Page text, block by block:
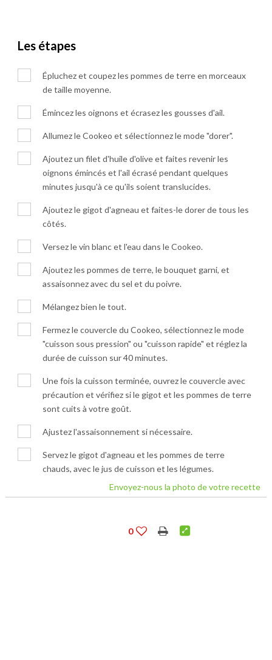
Les étapes
Épluchez et coupez les pommes de terre en morceaux
de taille moyenne.
Émincez les oignons et écrasez les gousses d'ail.
Allumez le Cookeo et sélectionnez le mode "dorer".
Ajoutez un filet d'huile d'olive et faites revenir les
oignons émincés et l'ail écrasé pendant quelques
minutes jusqu'à ce qu'ils soient translucides.
Ajoutez le gigot d'agneau et faites-le dorer de tous les
côtés.
Versez le vin blanc et l'eau dans le Cookeo.
Ajoutez les pommes de terre, le bouquet garni, et
assaisonnez avec du sel et du poivre.
Mélangez bien le tout.
Fermez le couvercle du Cookeo, sélectionnez le mode
"cuisson sous pression" ou "cuisson rapide" et réglez la
durée de cuisson sur 40 minutes.
Une fois la cuisson terminée, ouvrez le couvercle avec
précaution et vérifiez si le gigot et les pommes de terre
sont cuits à votre goût.
Ajustez l'assaisonnement si nécessaire.
Servez le gigot d'agneau et les pommes de terre
chauds, avec le jus de cuisson et les légumes.
Envoyez-nous la photo de votre recette
0